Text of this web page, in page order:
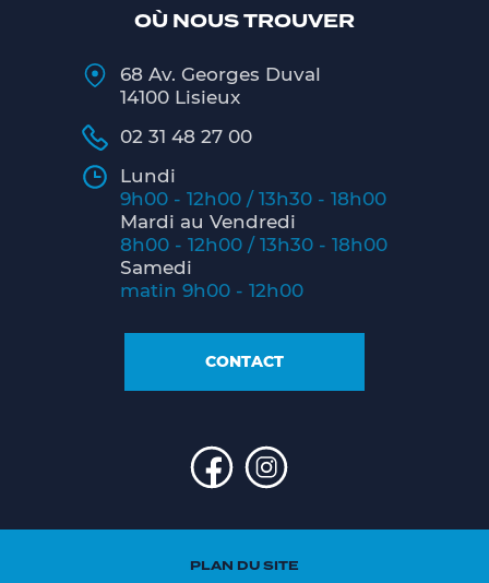
OÙ NOUS TROUVER
68 Av. Georges Duval
14100 Lisieux
02 31 48 27 00
Lundi
9h00 - 12h00 / 13h30 - 18h00
Mardi au Vendredi
8h00 - 12h00 / 13h30 - 18h00
Samedi
matin 9h00 - 12h00
CONTACT
PLAN DU SITE